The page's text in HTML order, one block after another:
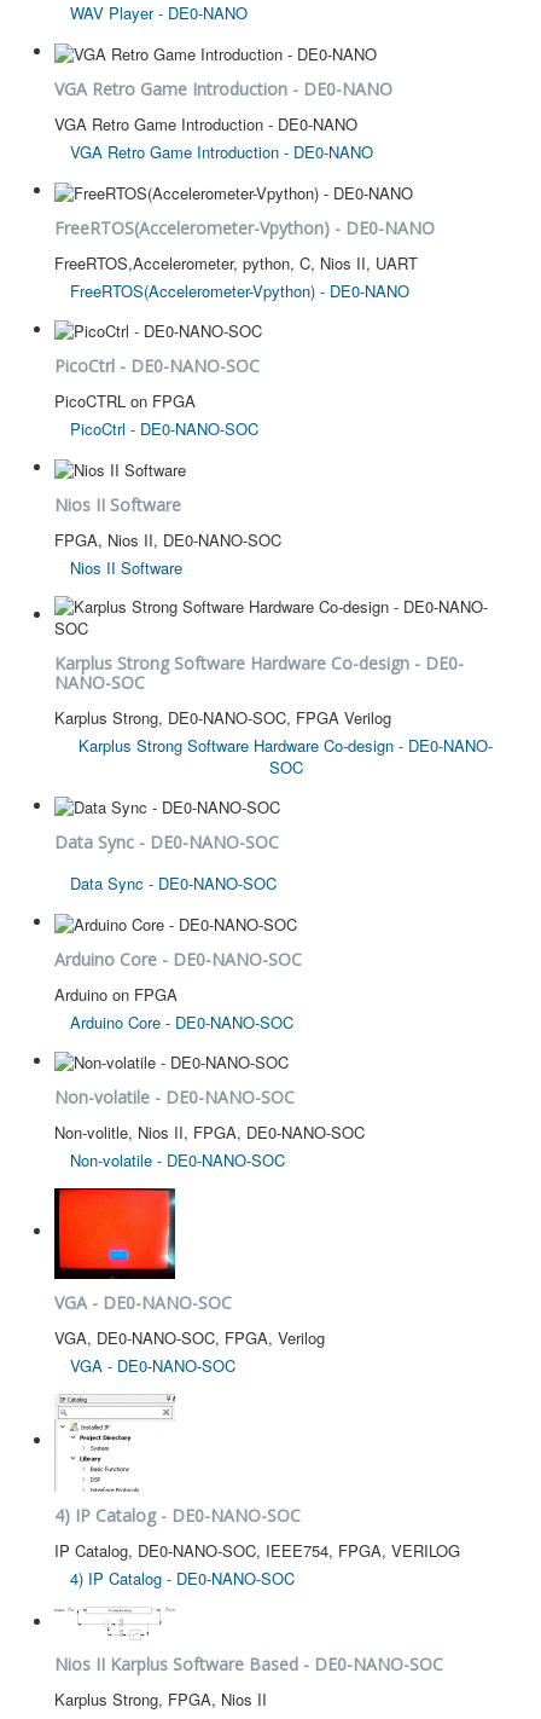
WAV Player - DE0-NANO
VGA Retro Game Introduction - DE0-NANO
VGA Retro Game Introduction - DE0-NANO
VGA Retro Game Introduction - DE0-NANO
FreeRTOS(Accelerometer-Vpython) - DE0-NANO
FreeRTOS,Accelerometer, python, C, Nios II, UART
FreeRTOS(Accelerometer-Vpython) - DE0-NANO
PicoCtrl - DE0-NANO-SOC
PicoCTRL on FPGA
PicoCtrl - DE0-NANO-SOC
Nios II Software
FPGA, Nios II, DE0-NANO-SOC
Nios II Software
Karplus Strong Software Hardware Co-design - DE0-
NANO-SOC
Karplus Strong, DE0-NANO-SOC, FPGA Verilog
Karplus Strong Software Hardware Co-design - DE0-NANO-
SOC
Data Sync - DE0-NANO-SOC
Data Sync - DE0-NANO-SOC
Arduino Core - DE0-NANO-SOC
Arduino on FPGA
Arduino Core - DE0-NANO-SOC
Non-volatile - DE0-NANO-SOC
Non-volitle, Nios II, FPGA, DE0-NANO-SOC
Non-volatile - DE0-NANO-SOC
VGA - DE0-NANO-SOC
VGA, DE0-NANO-SOC, FPGA, Verilog
VGA - DE0-NANO-SOC
4) IP Catalog - DE0-NANO-SOC
IP Catalog, DE0-NANO-SOC, IEEE754, FPGA, VERILOG
4) IP Catalog - DE0-NANO-SOC
Nios II Karplus Software Based - DE0-NANO-SOC
Karplus Strong, FPGA, Nios II